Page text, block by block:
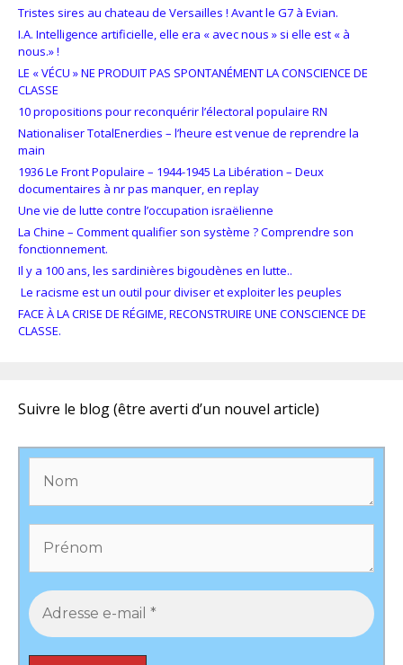
Tristes sires au chateau de Versailles ! Avant le G7 à Evian.
I.A. Intelligence artificielle, elle era « avec nous » si elle est « à
nous.» !
LE « VÉCU » NE PRODUIT PAS SPONTANÉMENT LA CONSCIENCE DE
CLASSE
10 propositions pour reconquérir l’électoral populaire RN
Nationaliser TotalEnerdies – l’heure est venue de reprendre la
main
1936 Le Front Populaire – 1944-1945 La Libération – Deux
documentaires à nr pas manquer, en replay
Une vie de lutte contre l’occupation israëlienne
La Chine – Comment qualifier son système ? Comprendre son
fonctionnement.
Il y a 100 ans, les sardinières bigoudènes en lutte..
Le racisme est un outil pour diviser et exploiter les peuples
FACE À LA CRISE DE RÉGIME, RECONSTRUIRE UNE CONSCIENCE DE
CLASSE.
Suivre le blog (être averti d’un nouvel article)